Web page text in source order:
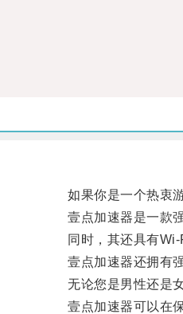
如果你是一个热衷游
壹点加速器是一款强
同时，其还具有Wi-Fi
壹点加速器还拥有强
无论您是男性还是女
壹点加速器可以在保